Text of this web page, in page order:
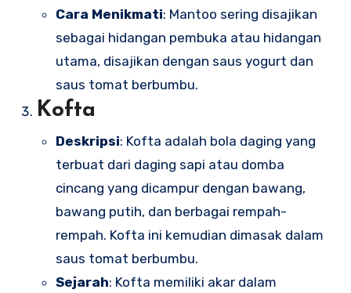
Cara Menikmati: Mantoo sering disajikan
sebagai hidangan pembuka atau hidangan
utama, disajikan dengan saus yogurt dan
saus tomat berbumbu.
Kofta
Deskripsi: Kofta adalah bola daging yang
terbuat dari daging sapi atau domba
cincang yang dicampur dengan bawang,
bawang putih, dan berbagai rempah-
rempah. Kofta ini kemudian dimasak dalam
saus tomat berbumbu.
Sejarah: Kofta memiliki akar dalam